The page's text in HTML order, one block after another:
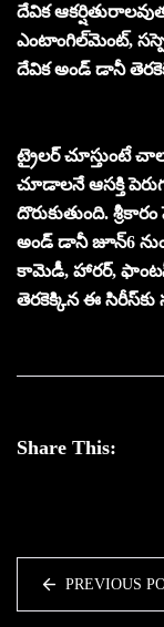
దేవిక
ఎంటాంగిల్‌మెంట్,
దేవిక అండ్ డానీ
ట్రైలర్ చూస్తుంటే
చూడాలనే ఆసక్తి
దొరుకుతుంది.
అండ్ డానీ జూన్6
కామెడీ, హారర్,
తెరకెక్కిన ఈ
Share This:
PREVIOUS